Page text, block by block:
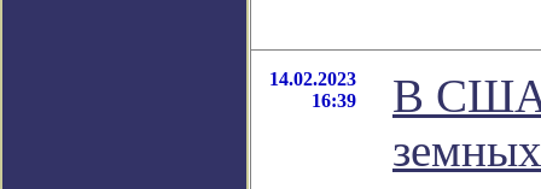
14.02.2023
16:39
В США